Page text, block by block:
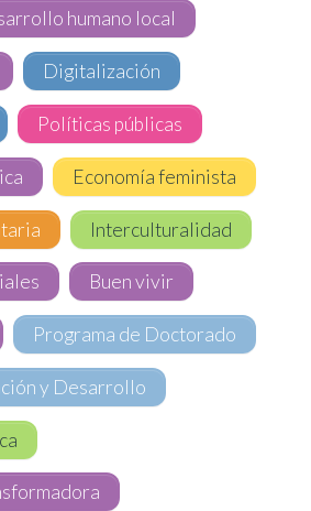
humano local
Digitalización
Políticas públicas
Economía feminista
Interculturalidad
Buen vivir
Programa de Doctorado
y Desarrollo